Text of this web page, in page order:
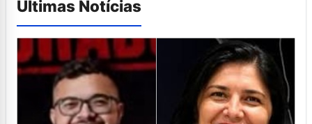
Últimas Notícias